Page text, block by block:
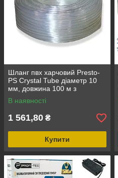
Шланг пвх харчовий Presto-
PS Сrystal Tube діаметр 10
мм, довжина 100 м з
маркуванням метражу (PVH
10 PS)
В наявності
1 561,80 ₴
Купити